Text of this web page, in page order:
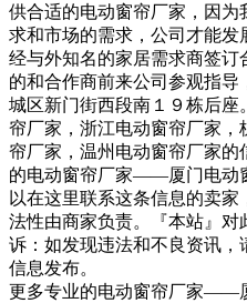
供合适的电动窗帘厂家，因
求和市场的需求，公司才能
经与外知名的家居需求商签
的和合作商前来公司参观指
城区新门街西段南１９栋
帘厂家，浙江电动窗帘厂家
帘厂家，温州电动窗帘厂家
的电动窗帘厂家——厦门电动
以在这里联系这条信息的卖
法性由商家负责。『本站』
诉：如发现违法和不良资讯
信息发布。
更多专业的电动窗帘厂家——